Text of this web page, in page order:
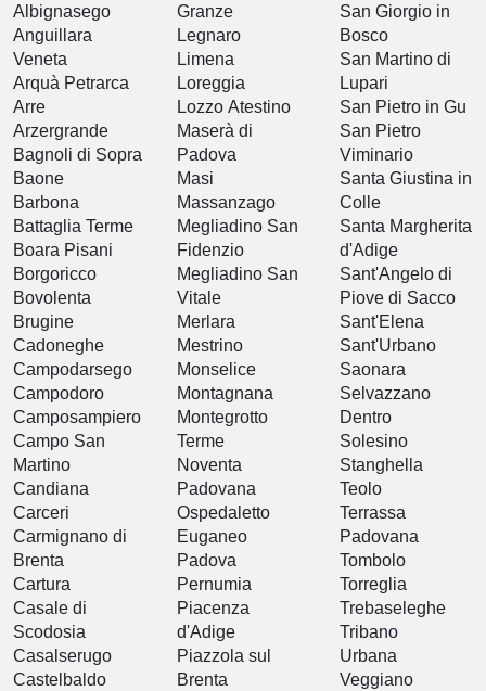
Albignasego
Anguillara
Veneta
Arquà Petrarca
Arre
Arzergrande
Bagnoli di Sopra
Baone
Barbona
Battaglia Terme
Boara Pisani
Borgoricco
Bovolenta
Brugine
Cadoneghe
Campodarsego
Campodoro
Camposampiero
Campo San
Martino
Candiana
Carceri
Carmignano di
Brenta
Cartura
Casale di
Scodosia
Casalserugo
Castelbaldo
Granze
Legnaro
Limena
Loreggia
Lozzo Atestino
Maserà di
Padova
Masi
Massanzago
Megliadino San
Fidenzio
Megliadino San
Vitale
Merlara
Mestrino
Monselice
Montagnana
Montegrotto
Terme
Noventa
Padovana
Ospedaletto
Euganeo
Padova
Pernumia
Piacenza
d'Adige
Piazzola sul
Brenta
San Giorgio in
Bosco
San Martino di
Lupari
San Pietro in Gu
San Pietro
Viminario
Santa Giustina in
Colle
Santa Margherita
d'Adige
Sant'Angelo di
Piove di Sacco
Sant'Elena
Sant'Urbano
Saonara
Selvazzano
Dentro
Solesino
Stanghella
Teolo
Terrassa
Padovana
Tombolo
Torreglia
Trebaseleghe
Tribano
Urbana
Veggiano